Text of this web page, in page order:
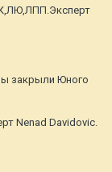
закрыли Юного
Nenad Davidovic.